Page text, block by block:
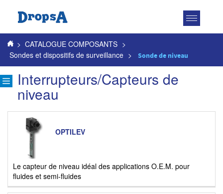
Toggle
> CATALOGUE COMPOSANTS >
Sondes et dispositifs de surveillance > Sonde de niveau
Interrupteurs/Capteurs de
niveau
OPTILEV
Le capteur de niveau idéal des applications O.E.M. pour
fluides et semi-fluides